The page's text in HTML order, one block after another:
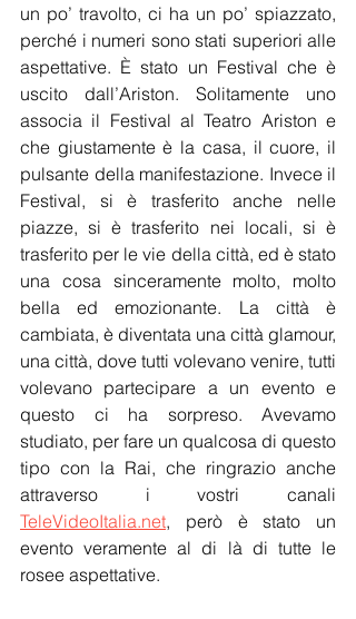
un po’ travolto, ci ha un po’ spiazzato,
perché i numeri sono stati superiori alle
aspettative. È stato un Festival che è
uscito dall’Ariston. Solitamente uno
associa il Festival al Teatro Ariston e
che giustamente è la casa, il cuore, il
pulsante della manifestazione. Invece il
Festival, si è trasferito anche nelle
piazze, si è trasferito nei locali, si è
trasferito per le vie della città, ed è stato
una cosa sinceramente molto, molto
bella ed emozionante. La città è
cambiata, è diventata una città glamour,
una città, dove tutti volevano venire, tutti
volevano partecipare a un evento e
questo ci ha sorpreso. Avevamo
studiato, per fare un qualcosa di questo
tipo con la Rai, che ringrazio anche
TeleVideoItalia.net, però è stato un
evento veramente al di là di tutte le
rosee aspettative.